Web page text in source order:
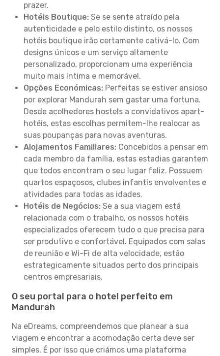
prazer.
Hotéis Boutique: Se se sente atraído pela
autenticidade e pelo estilo distinto, os nossos
hotéis boutique irão certamente cativá-lo. Com
designs únicos e um serviço altamente
personalizado, proporcionam uma experiência
muito mais íntima e memorável.
Opções Económicas: Perfeitas se estiver ansioso
por explorar Mandurah sem gastar uma fortuna.
Desde acolhedores hostels a convidativos apart-
hotéis, estas escolhas permitem-lhe realocar as
suas poupanças para novas aventuras.
Alojamentos Familiares: Concebidos a pensar em
cada membro da família, estas estadias garantem
que todos encontram o seu lugar feliz. Possuem
quartos espaçosos, clubes infantis envolventes e
atividades para todas as idades.
Hotéis de Negócios: Se a sua viagem está
relacionada com o trabalho, os nossos hotéis
especializados oferecem tudo o que precisa para
ser produtivo e confortável. Equipados com salas
de reunião e Wi-Fi de alta velocidade, estão
estrategicamente situados perto dos principais
centros empresariais.
O seu portal para o hotel perfeito em
Mandurah
Na eDreams, compreendemos que planear a sua
viagem e encontrar a acomodação certa deve ser
simples. É por isso que criámos uma plataforma